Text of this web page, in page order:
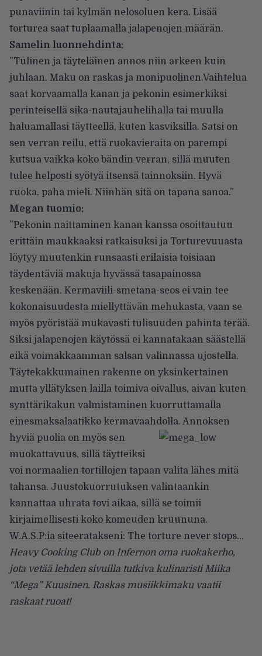
punaviinin tai kylmän nelosoluen kera. Lisää
torturea saat tuplaamalla jalapenojen määrän.
Samelin luonnehdinta:
”Tulinen ja täyteläinen annos niin arkeen kuin
juhlaan. Maku on raskas ja monipuolinen.Vaihtelua
saat korvaamalla kanan ja pekonin esimerkiksi
perinteisellä sika-nautajauhelihalla tai muulla
haluamallasi täytteellä, kuten kasviksilla. Satsi on
sen verran reilu, että ruokavieraita on parempi
kutsua vaikka koko bändin verran, sillä muuten
tulee helposti syötyä itsensä tainnoksiin. Hyvä
ruoka, paha mieli. Niinhän sitä on tapana sanoa.”
Megan tuomio:
”Pekonin naittaminen kanan kanssa osoittautuu
erittäin maukkaaksi ratkaisuksi ja Torturevuuasta
löytyy muutenkin runsaasti erilaisia toisiaan
täydentäviä makuja hyvässä tasapainossa
keskenään. Kermaviili-smetana-seos ei vain tee
kokonaisuudesta miellyttävän mehukasta, vaan se
myös pyöristää mukavasti tulisuuden pahinta terää.
Siksi jalapenojen käytössä ei kannatakaan säästellä
eikä voimakkaamman salsan valinnassa ujostella.
Täytekakkumainen rakenne on yksinkertainen
mutta yllätyksen lailla toimiva oivallus, aivan kuten
synttärikakun valmistaminen kuorruttamalla
einesmaksalaatikko kermavaahdolla. Annoksen
hyviä puolia on myös sen
muokattavuus, sillä täytteiksi
voi normaalien tortillojen tapaan valita lähes mitä
tahansa. Juustokuorrutuksen valintaankin
kannattaa uhrata tovi aikaa, sillä se toimii
kirjaimellisesti koko komeuden kruununa.
W.A.S.P:ia siteeratakseni: The torture never stops…
Heavy Cooking Club on Infernon oma ruokakerho,
jota vetää lehden sivuilla tutkiva kulinaristi Miika
“Mega” Kuusinen. Raskas musiikkimaku vaatii
raskaat ruoat!